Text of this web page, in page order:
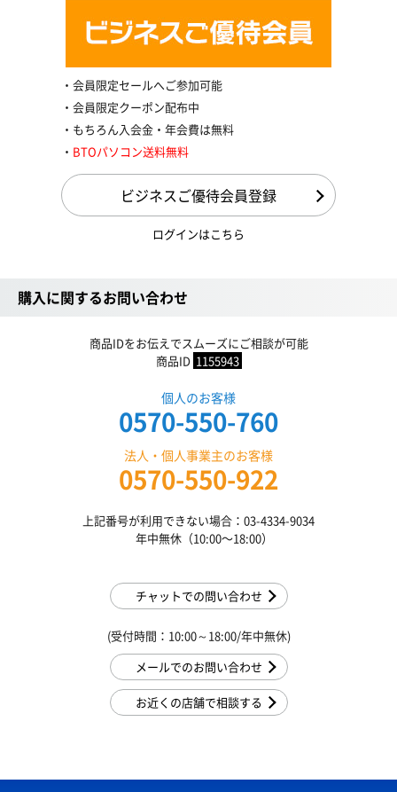
会員限定セールへご参加可能
会員限定クーポン配布中
もちろん入会金・年会費は無料
BTOパソコン送料無料
ビジネスご優待会員登録
ログインはこちら
購入に関するお問い合わせ
商品IDをお伝えでスムーズにご相談が可能
商品ID 1155943
個人のお客様
0570-550-760
法人・個人事業主のお客様
0570-550-922
上記番号が利用できない場合：03-4334-9034
年中無休（10:00〜18:00）
チャットでの問い合わせ
(受付時間：10:00～18:00/年中無休)
メールでのお問い合わせ
お近くの店舗で相談する